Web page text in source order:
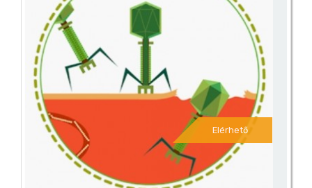
Elérhető